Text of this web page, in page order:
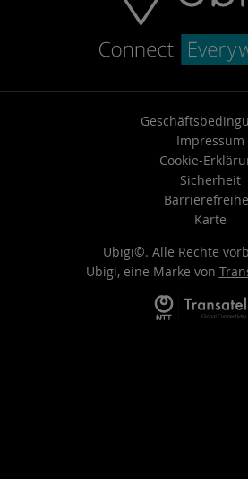
Impressum
Cookie-
Sicherheit
Karte
Ubigi©. Alle Rechte
Ubigi, eine Marke von